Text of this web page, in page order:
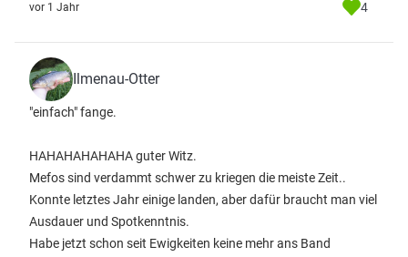
vor 1 Jahr 4
Ilmenau-Otter
"einfach" fange.
HAHAHAHAHAHA guter Witz.
Mefos sind verdammt schwer zu kriegen die meiste Zeit..
Konnte letztes Jahr einige landen, aber dafür braucht man viel
Ausdauer und Spotkenntnis.
Habe jetzt schon seit Ewigkeiten keine mehr ans Band